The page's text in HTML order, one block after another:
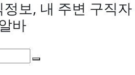
보, 내 주변 구직자
바